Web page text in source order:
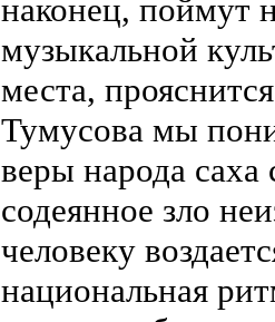
наконец, поймут
музыкальной
места,
Тумусова мы
веры народа саха
содеянное зло
человеку
национальная